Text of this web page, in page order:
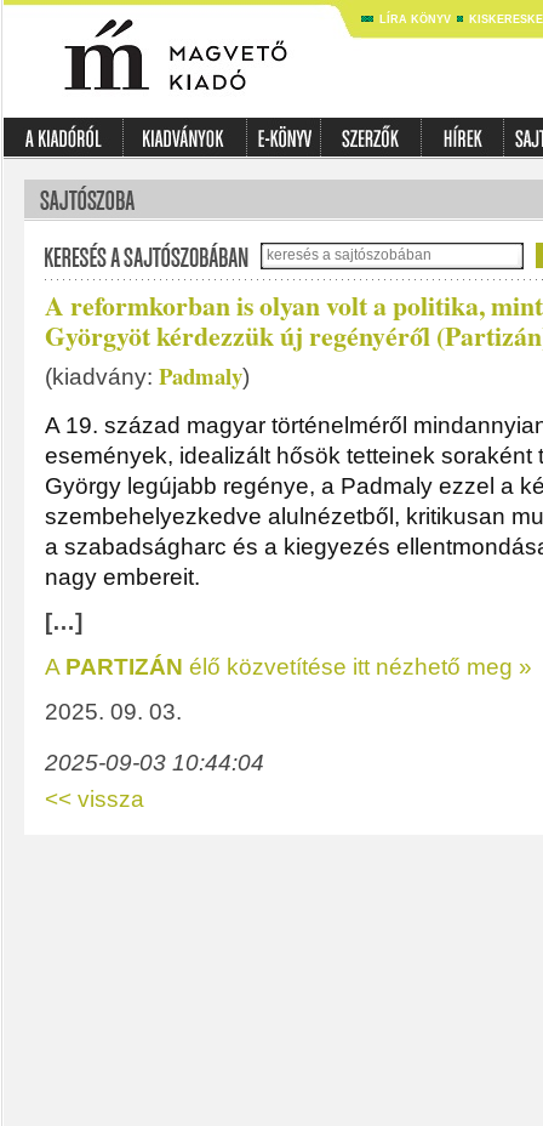
LÍRA KÖNYV
A reformkorban is olyan volt a politika,
Györgyöt kérdezzük új regényéről
(kiadvány: Padmaly)
A 19. század magyar történelméről
események, idealizált hősök tetteinek soraként
György legújabb regénye, a Padmaly ezzel a
szembehelyezkedve alulnézetből, kritikusan
a szabadságharc és a kiegyezés
nagy embereit.
[…]
A PARTIZÁN élő közvetítése itt nézhető meg »
2025. 09. 03.
2025-09-03 10:44:04
<< vissza